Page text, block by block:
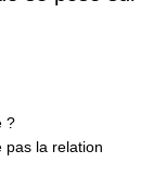
?
pas la relation